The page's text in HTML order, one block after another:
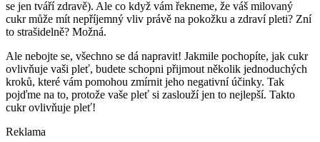
se jen tváří zdravě). Ale co když vám řekneme, že váš milovaný
cukr může mít nepříjemný vliv právě na pokožku a zdraví pleti? Zní
to strašidelně? Možná.
Ale nebojte se, všechno se dá napravit! Jakmile pochopíte, jak cukr
ovlivňuje vaši pleť, budete schopni přijmout několik jednoduchých
kroků, které vám pomohou zmírnit jeho negativní účinky. Tak
pojďme na to, protože vaše pleť si zaslouží jen to nejlepší. Takto
cukr ovlivňuje pleť!
Reklama